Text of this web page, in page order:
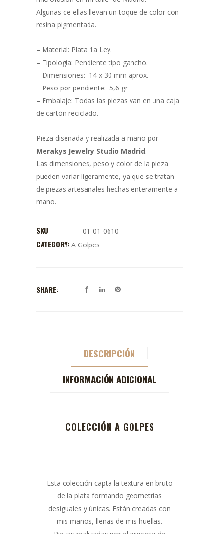
Algunas de ellas llevan un toque de color con
resina pigmentada.
– Material: Plata 1a Ley.
– Tipología: Pendiente tipo gancho.
– Dimensiones: 14 x 30 mm aprox.
– Peso por pendiente: 5,6 gr
– Embalaje: Todas las piezas van en una caja
de cartón reciclado.
Pieza diseñada y realizada a mano por
Merakys Jewelry Studio Madrid.
Las dimensiones, peso y color de la pieza
pueden variar ligeramente, ya que se tratan
de piezas artesanales hechas enteramente a
mano.
SKU 01-01-0610
CATEGORY: A Golpes
SHARE:
DESCRIPCIÓN
INFORMACIÓN ADICIONAL
COLECCIÓN A GOLPES
Esta colección capta la textura en bruto
de la plata formando geometrías
desiguales y únicas. Están creadas con
mis manos, llenas de mis huellas.